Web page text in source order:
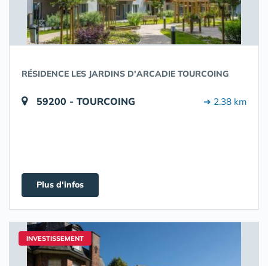
RÉSIDENCE LES JARDINS D'ARCADIE TOURCOING
59200 - TOURCOING ➔ 2.38 km
Plus d'infos
INVESTISSEMENT